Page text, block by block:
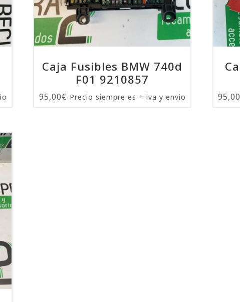
Caja Fusibles BMW 740d
F01 9210857
95,00€ Precio siempre es + iva y envio